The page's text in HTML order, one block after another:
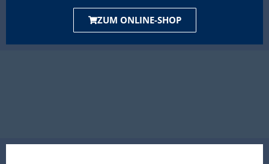
ZUM ONLINE-SHOP